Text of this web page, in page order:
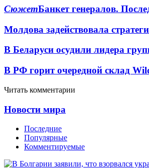
СюжетБанкет генералов.
Молдова задействовала
В Беларуси осудили лидера
В РФ горит очередной склад
Читать комментарии
Новости мира
Последние
Популярные
Комментируемые